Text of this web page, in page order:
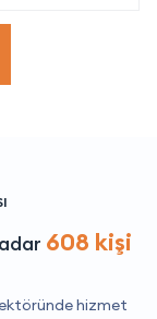
608 kişi
hizmet